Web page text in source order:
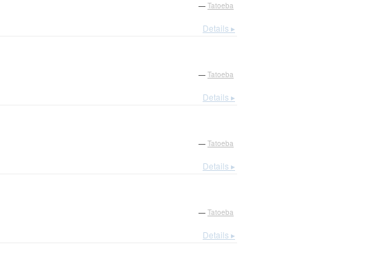
— Tatoeba
Details ▸
— Tatoeba
Details ▸
— Tatoeba
Details ▸
— Tatoeba
Details ▸